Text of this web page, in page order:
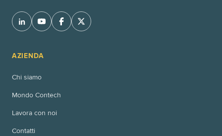
AZIENDA
Chi siamo
Mondo Contech
Lavora con noi
Contatti